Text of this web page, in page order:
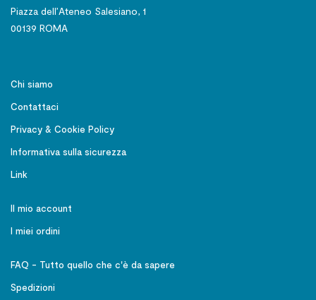
Piazza dell’Ateneo Salesiano, 1
00139 ROMA
Chi siamo
Contattaci
Privacy & Cookie Policy
Informativa sulla sicurezza
Link
Il mio account
I miei ordini
FAQ - Tutto quello che c'è da sapere
Spedizioni